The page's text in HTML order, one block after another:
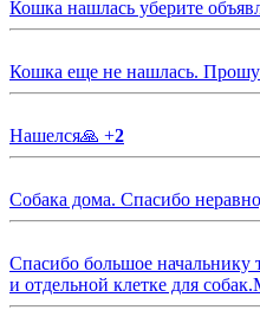
Кошка нашлась уберите
Кошка еще не нашлась. Прошу
Нашелся🙏 +2
Собака дома. Спасибо
Спасибо большое
и отдельной клетке для